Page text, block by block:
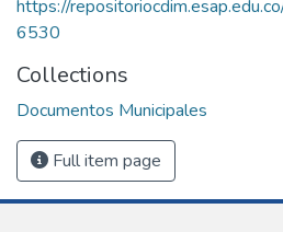
https://
6530
Collections
Documentos Municipales
Full item page